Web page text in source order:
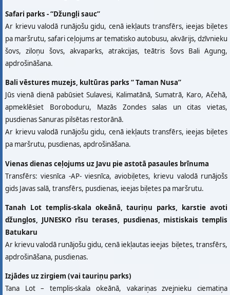
Safari parks - “Džungļi sauc”
Ar krievu valodā runājošu gidu, cenā iekļauts transfērs, ieejas biļetes
pa maršrutu, safari ceļojums ar tematisko autobusu, akvārijs, dzīvnieku
šovs, ziloņu šovs, akvaparks, atrakcijas, teātris šovs Bali Agung,
apdrošināšana.
Bali vēstures muzejs, kultūras parks “ Taman Nusa”
Jūs vienā dienā pabūsiet Sulavesi, Kalimatānā, Sumatrā, Karo, Ačehā,
apmeklēsiet Boroboduru, Mazās Zondes salas un citas vietas,
pusdienas Sanuras pilsētas restorānā.
Ar krievu valodā runājošu gidu, cenā iekļauts transfērs, ieejas biļetes
pa maršrutu, pusdienas, apdrošināšana.
Vienas dienas ceļojums uz Javu pie astotā pasaules brīnuma
Тransfērs: viesnīca -АP- viesnīca, aviobiļetes, krievu valodā runājošs
gids Javas salā, transfērs, pusdienas, ieejas biļetes pa maršrutu.
Таnah Lot templis-skala okeānā, tauriņu parks, karstie avoti
džungļos, JUNESKO rīsu terases, pusdienas, mistiskais templis
Batukaru
Ar krievu valodā runājošu gidu, cenā iekļautas ieejas biļetes, transfērs,
apdrošināšana, pusdienas.
Izjādes uz zirgiem (vai tauriņu parks)
Таna Lot – templis-skala okeānā, vakariņas zvejnieku ciematiņa